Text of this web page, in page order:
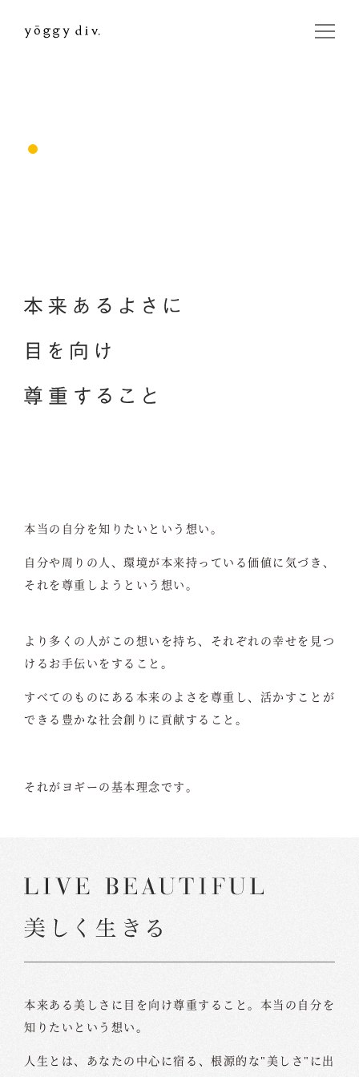
本当の自分を知りたいという想い。
自分や周りの人、環境が本来持っている価値に気づき、
それを尊重しようという想い。
より多くの人がこの想いを持ち、それぞれの幸せを見つ
けるお手伝いをすること。
すべてのものにある本来のよさを尊重し、活かすことが
できる豊かな社会創りに貢献すること。
それがヨギーの基本理念です。
本来ある美しさに目を向け尊重すること。本当の自分を
知りたいという想い。
人生とは、あなたの中心に宿る、根源的な"美しさ"に出